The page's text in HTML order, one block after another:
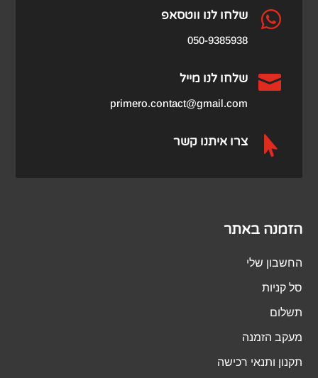
 שלחו לנו ווטסאפ
050-9385938
 שלחו לנו מייל
primero.contact@gmail.com
 צרו איתנו קשר
הזמנה באתר
החשבון שלי
סל קניות
תשלום
מעקב הזמנה
תקנון ותנאי רכישה